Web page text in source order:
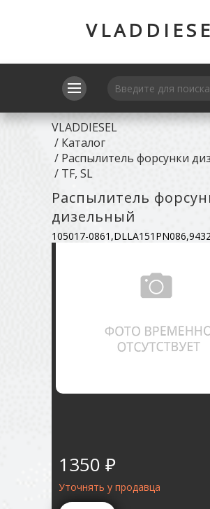
VLADDIESEL
/ Каталог
/ Распылитель форсунки
/ TF, SL
Распылитель
дизельный
1350 ₽
Уточнять у продавца